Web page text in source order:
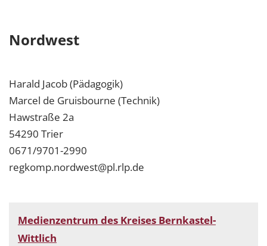
Nordwest
Harald Jacob (Pädagogik)
Marcel de Gruisbourne (Technik)
Hawstraße 2a
54290 Trier
0671/9701-2990
regkomp.nordwest@pl.rlp.de
Medienzentrum des Kreises Bernkastel-
Wittlich